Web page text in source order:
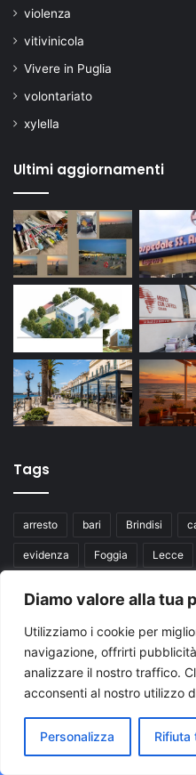
Diamo valore alla tua
Utilizziamo i cookie per
navigazione, offrirti
analizzare il nostro traffico.
acconsenti al nostro utilizzo
Personalizza Rifiuta
violenza
vitivinicola
Vivere in Puglia
volontariato
xylella
Ultimi aggiornamenti
Tags
arresto bari Brindisi
evidenza Foggia Lecce
Ultimissime Puglia
Seguici su